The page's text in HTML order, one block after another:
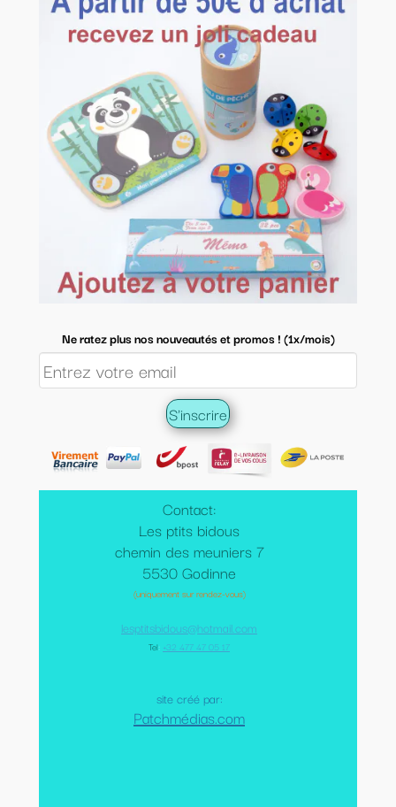
Contact:
Les ptits bidous
chemin des meuniers 7
5530 Godinne
(uniquement sur rendez-vous)
lesptitsbidous@hotmail.com
Tel: +32 477 47 05 17
site créé par:
Patchmédias.com
Ne ratez plus nos nouveautés et promos ! (1x/mois)